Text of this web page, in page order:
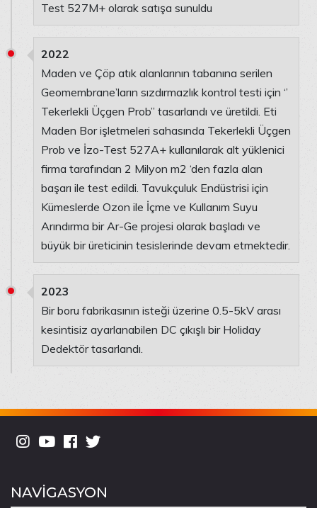
Test 527M+ olarak satışa sunuldu
2022
Maden ve Çöp atık alanlarının tabanına serilen
Geomembrane’ların sızdırmazlık kontrol testi için ‘’
Tekerlekli Üçgen Prob’’ tasarlandı ve üretildi. Eti
Maden Bor işletmeleri sahasında Tekerlekli Üçgen
Prob ve İzo-Test 527A+ kullanılarak alt yüklenici
firma tarafından 2 Milyon m2 ‘den fazla alan
başarı ile test edildi. Tavukçuluk Endüstrisi için
Kümeslerde Ozon ile İçme ve Kullanım Suyu
Arındırma bir Ar-Ge projesi olarak başladı ve
büyük bir üreticinin tesislerinde devam etmektedir.
2023
Bir boru fabrikasının isteği üzerine 0.5-5kV arası
kesintisiz ayarlanabilen DC çıkışlı bir Holiday
Dedektör tasarlandı.
NAVİGASYON